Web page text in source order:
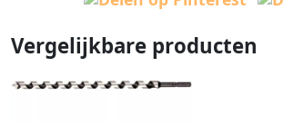
Vergelijkbare producten